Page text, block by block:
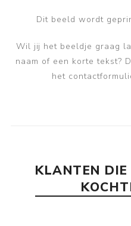
Dit beeld wordt
Wil jij het beeldje graag
naam of een korte tekst?
het
KLANTEN